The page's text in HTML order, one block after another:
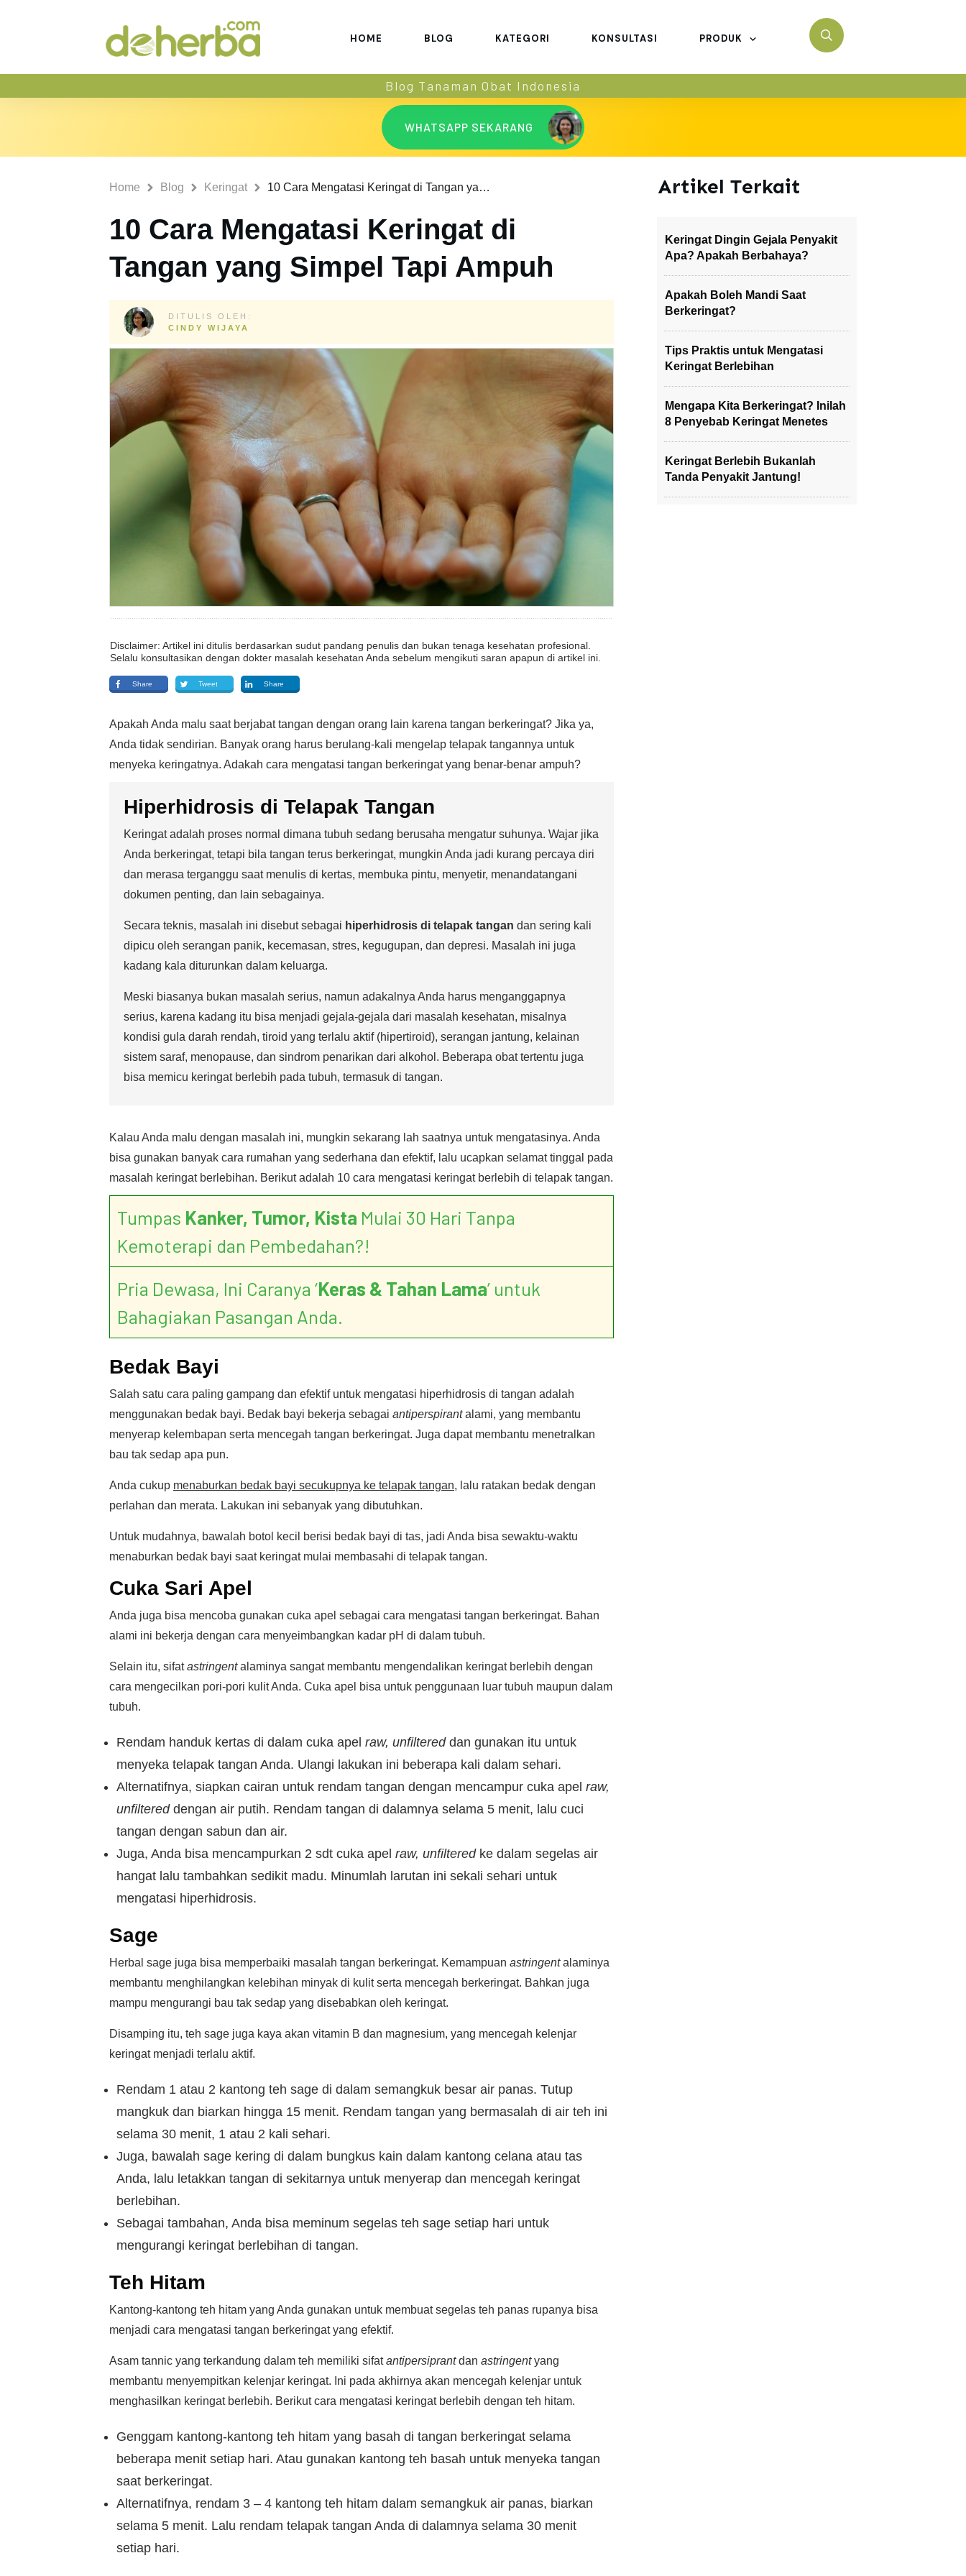
HOME BLOG KATEGORI KONSULTASI PRODUK
Blog Tanaman Obat Indonesia
WHATSAPP SEKARANG
Home Blog Keringat 10 Cara Mengatasi Keringat di Tangan yang Simpel Tapi Ampuh
10 Cara Mengatasi Keringat di
Tangan yang Simpel Tapi Ampuh
DITULIS OLEH:
CINDY WIJAYA
Disclaimer: Artikel ini ditulis berdasarkan sudut pandang penulis dan bukan tenaga kesehatan profesional.
Selalu konsultasikan dengan dokter masalah kesehatan Anda sebelum mengikuti saran apapun di artikel ini.
Share Tweet Share
Apakah Anda malu saat berjabat tangan dengan orang lain karena tangan berkeringat? Jika ya,
Anda tidak sendirian. Banyak orang harus berulang-kali mengelap telapak tangannya untuk
menyeka keringatnya. Adakah cara mengatasi tangan berkeringat yang benar-benar ampuh?
Hiperhidrosis di Telapak Tangan
Keringat adalah proses normal dimana tubuh sedang berusaha mengatur suhunya. Wajar jika
Anda berkeringat, tetapi bila tangan terus berkeringat, mungkin Anda jadi kurang percaya diri
dan merasa terganggu saat menulis di kertas, membuka pintu, menyetir, menandatangani
dokumen penting, dan lain sebagainya.
Secara teknis, masalah ini disebut sebagai hiperhidrosis di telapak tangan dan sering kali
dipicu oleh serangan panik, kecemasan, stres, kegugupan, dan depresi. Masalah ini juga
kadang kala diturunkan dalam keluarga.
Meski biasanya bukan masalah serius, namun adakalnya Anda harus menganggapnya
serius, karena kadang itu bisa menjadi gejala-gejala dari masalah kesehatan, misalnya
kondisi gula darah rendah, tiroid yang terlalu aktif (hipertiroid), serangan jantung, kelainan
sistem saraf, menopause, dan sindrom penarikan dari alkohol. Beberapa obat tertentu juga
bisa memicu keringat berlebih pada tubuh, termasuk di tangan.
Kalau Anda malu dengan masalah ini, mungkin sekarang lah saatnya untuk mengatasinya. Anda
bisa gunakan banyak cara rumahan yang sederhana dan efektif, lalu ucapkan selamat tinggal pada
masalah keringat berlebihan. Berikut adalah 10 cara mengatasi keringat berlebih di telapak tangan.
Tumpas Kanker, Tumor, Kista Mulai 30 Hari Tanpa
Kemoterapi dan Pembedahan?!
Pria Dewasa, Ini Caranya ‘Keras & Tahan Lama’ untuk
Bahagiakan Pasangan Anda.
Bedak Bayi
Salah satu cara paling gampang dan efektif untuk mengatasi hiperhidrosis di tangan adalah
menggunakan bedak bayi. Bedak bayi bekerja sebagai antiperspirantalami, yang membantu
menyerap kelembapan serta mencegah tangan berkeringat. Juga dapat membantu menetralkan
bau tak sedap apa pun.
Anda cukup menaburkan bedak bayi secukupnya ke telapak tangan, lalu ratakan bedak dengan
perlahan dan merata. Lakukan ini sebanyak yang dibutuhkan.
Untuk mudahnya, bawalah botol kecil berisi bedak bayi di tas, jadi Anda bisa sewaktu-waktu
menaburkan bedak bayi saat keringat mulai membasahi di telapak tangan.
Cuka Sari Apel
Anda juga bisa mencoba gunakan cuka apel sebagai cara mengatasi tangan berkeringat. Bahan
alami ini bekerja dengan cara menyeimbangkan kadar pH di dalam tubuh.
Selain itu, sifatastringentalaminya sangat membantu mengendalikan keringat berlebih dengan
cara mengecilkan pori-pori kulit Anda. Cuka apel bisa untuk penggunaan luar tubuh maupun dalam
tubuh.
Rendam handuk kertas di dalam cuka apel raw, unfiltereddan gunakan itu untuk
menyeka telapak tangan Anda. Ulangi lakukan ini beberapa kali dalam sehari.
Alternatifnya, siapkan cairan untuk rendam tangan dengan mencampur cuka apel raw,
unfiltereddengan air putih. Rendam tangan di dalamnya selama 5 menit, lalu cuci
tangan dengan sabun dan air.
Juga, Anda bisa mencampurkan 2 sdt cuka apel raw, unfilteredke dalam segelas air
hangat lalu tambahkan sedikit madu. Minumlah larutan ini sekali sehari untuk
mengatasi hiperhidrosis.
Sage
Herbal sage juga bisa memperbaiki masalah tangan berkeringat. Kemampuan astringentalaminya
membantu menghilangkan kelebihan minyak di kulit serta mencegah berkeringat. Bahkan juga
mampu mengurangi bau tak sedap yang disebabkan oleh keringat.
Disamping itu, teh sage juga kaya akan vitamin B dan magnesium, yang mencegah kelenjar
keringat menjadi terlalu aktif.
Rendam 1 atau 2 kantong teh sage di dalam semangkuk besar air panas. Tutup
mangkuk dan biarkan hingga 15 menit. Rendam tangan yang bermasalah di air teh ini
selama 30 menit, 1 atau 2 kali sehari.
Juga, bawalah sage kering di dalam bungkus kain dalam kantong celana atau tas
Anda, lalu letakkan tangan di sekitarnya untuk menyerap dan mencegah keringat
berlebihan.
Sebagai tambahan, Anda bisa meminum segelas teh sage setiap hari untuk
mengurangi keringat berlebihan di tangan.
Teh Hitam
Kantong-kantong teh hitam yang Anda gunakan untuk membuat segelas teh panas rupanya bisa
menjadi cara mengatasi tangan berkeringat yang efektif.
Asam tannic yang terkandung dalam teh memiliki sifatantipersiprantdan astringentyang
membantu menyempitkan kelenjar keringat. Ini pada akhirnya akan mencegah kelenjar untuk
menghasilkan keringat berlebih. Berikut cara mengatasi keringat berlebih dengan teh hitam.
Genggam kantong-kantong teh hitam yang basah di tangan berkeringat selama
beberapa menit setiap hari. Atau gunakan kantong teh basah untuk menyeka tangan
saat berkeringat.
Alternatifnya, rendam 3 – 4 kantong teh hitam dalam semangkuk air panas, biarkan
selama 5 menit. Lalu rendam telapak tangan Anda di dalamnya selama 30 menit
setiap hari.
Artikel Terkait
Keringat Dingin Gejala Penyakit
Apa? Apakah Berbahaya?
Apakah Boleh Mandi Saat
Berkeringat?
Tips Praktis untuk Mengatasi
Keringat Berlebihan
Mengapa Kita Berkeringat? Inilah
8 Penyebab Keringat Menetes
Keringat Berlebih Bukanlah
Tanda Penyakit Jantung!